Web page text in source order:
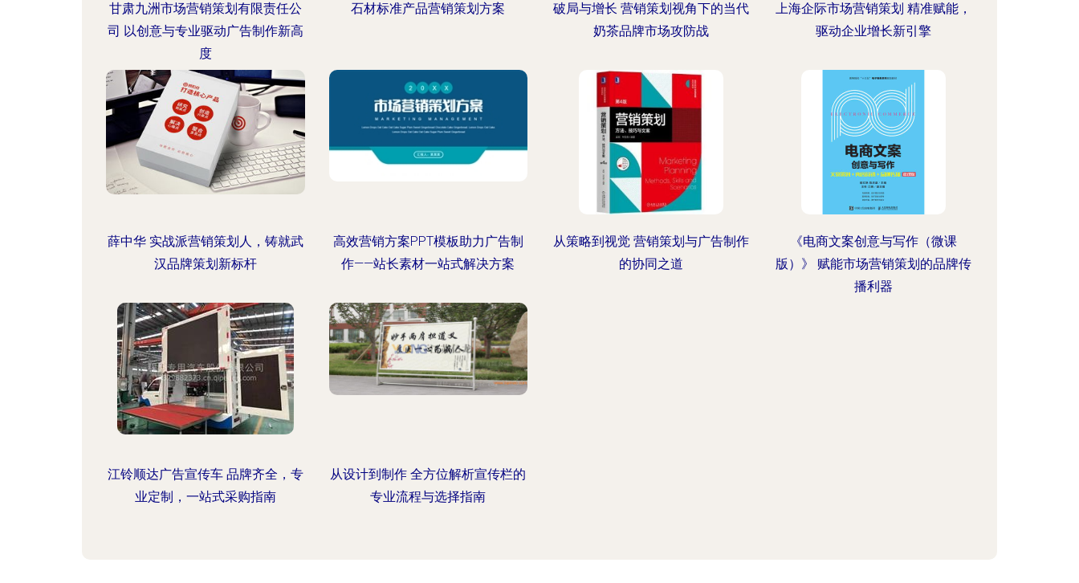
甘肃九洲市场营销策划有限责任公
司 以创意与专业驱动广告制作新高
度
石材标准产品营销策划方案
破局与增长 营销策划视角下的当代
奶茶品牌市场攻防战
上海企际市场营销策划 精准赋能，
驱动企业增长新引擎
薛中华 实战派营销策划人，铸就武
汉品牌策划新标杆
高效营销方案PPT模板助力广告制
作——站长素材一站式解决方案
从策略到视觉 营销策划与广告制作
的协同之道
《电商文案创意与写作（微课
版）》 赋能市场营销策划的品牌传
播利器
江铃顺达广告宣传车 品牌齐全，专
业定制，一站式采购指南
从设计到制作 全方位解析宣传栏的
专业流程与选择指南